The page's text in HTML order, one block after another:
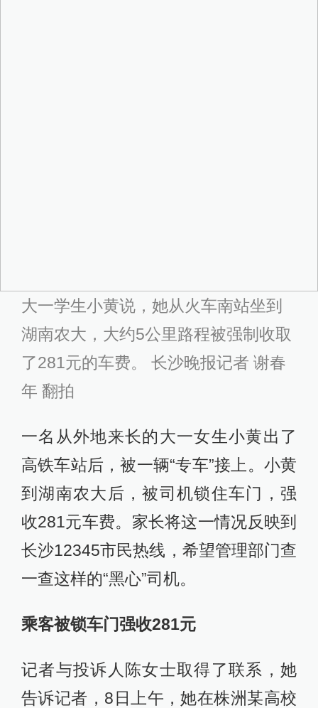
大一学生小黄说，她从火车南站坐到
湖南农大，大约5公里路程被强制收取
了281元的车费。 长沙晚报记者 谢春
年 翻拍
一名从外地来长的大一女生小黄出了
高铁车站后，被一辆“专车”接上。小黄
到湖南农大后，被司机锁住车门，强
收281元车费。家长将这一情况反映到
长沙12345市民热线，希望管理部门查
一查这样的“黑心”司机。
乘客被锁车门强收281元
记者与投诉人陈女士取得了联系，她
告诉记者，8日上午，她在株洲某高校